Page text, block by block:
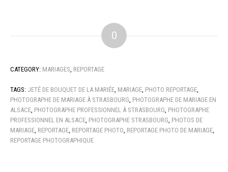
0
CATEGORY: MARIAGES, REPORTAGE
TAGS: JETÉ DE BOUQUET DE LA MARIÉE, MARIAGE, PHOTO REPORTAGE,
PHOTOGRAPHE DE MARIAGE À STRASBOURG, PHOTOGRAPHE DE MARIAGE EN
ALSACE, PHOTOGRAPHE PROFESSIONNEL À STRASBOURG, PHOTOGRAPHE
PROFESSIONNEL EN ALSACE, PHOTOGRAPHE STRASBOURG, PHOTOS DE
MARIAGE, REPORTAGE, REPORTAGE PHOTO, REPORTAGE PHOTO DE MARIAGE,
REPORTAGE PHOTOGRAPHIQUE